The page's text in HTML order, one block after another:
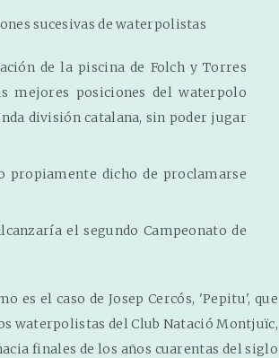
sucesivas de waterpolistas
de la piscina de Folch y Torres
mejores posiciones del waterpolo
división catalana, sin poder jugar
propiamente dicho de proclamarse
el segundo Campeonato de
es el caso de Josep Cercós, 'Pepitu', que
waterpolistas del Club Natació Montjuïc,
finales de los años cuarentas del siglo